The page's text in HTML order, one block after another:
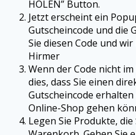
HOLEN” Button.
Jetzt erscheint ein
Gutscheincode und die
Sie diesen Code und
Hirmer
Wenn der Code nicht
dies, dass Sie einen
Gutscheincode
Online-Shop gehen
Legen Sie Produkte,